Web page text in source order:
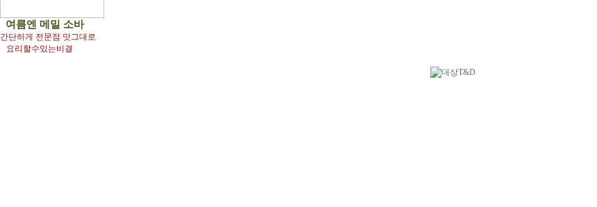
여름엔 메밀 소바
간단하게 전문점 맛그대로
요리할수있는비결